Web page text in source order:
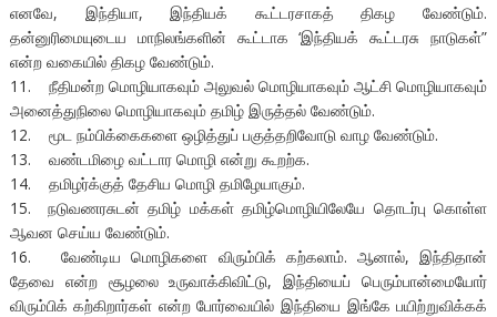
எனவே, இந்தியா, இந்தியக் கூட்டரசாகத் திகழ வேண்டும்.
தன்னுரிமையுடைய மாநிலங்களின் கூட்டாக ‘இந்தியக் கூட்டரசு நாடுகள்”
என்ற வகையில் திகழ வேண்டும்.
11. நீதிமன்ற மொழியாகவும் அலுவல் மொழியாகவும் ஆட்சி மொழியாகவும்
அனைத்துநிலை மொழியாகவும் தமிழ் இருத்தல் வேண்டும்.
12. மூட நம்பிக்கைகளை ஒழித்துப் பகுத்தறிவோடு வாழ வேண்டும்.
13. வண்டமிழை வட்டார மொழி என்று கூறற்க.
14. தமிழர்க்குத் தேசிய மொழி தமிழேயாகும்.
15. நடுவணரசுடன் தமிழ் மக்கள் தமிழ்மொழியிலேயே தொடர்பு கொள்ள
ஆவன செய்ய வேண்டும்.
16. வேண்டிய மொழிகளை விரும்பிக் கற்கலாம். ஆனால், இந்திதான்
தேவை என்ற சூழலை உருவாக்கிவிட்டு, இந்தியைப் பெரும்பான்மையோர்
விரும்பிக் கற்கிறார்கள் என்ற போர்வையில் இந்தியை இங்கே பயிற்றுவிக்கக்